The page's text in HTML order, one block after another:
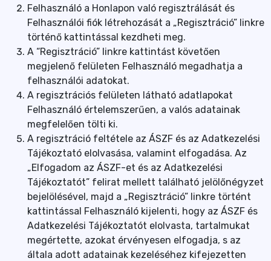
Felhasználó a Honlapon való regisztrálását és
Felhasználói fiók létrehozását a „Regisztráció” linkre
történő kattintással kezdheti meg.
A “Regisztráció” linkre kattintást követően
megjelenő felületen Felhasználó megadhatja a
felhasználói adatokat.
A regisztrációs felületen látható adatlapokat
Felhasználó értelemszerűen, a valós adatainak
megfelelően tölti ki.
A regisztráció feltétele az ÁSZF és az Adatkezelési
Tájékoztató elolvasása, valamint elfogadása. Az
„Elfogadom az ÁSZF-et és az Adatkezelési
Tájékoztatót” felirat mellett található jelölőnégyzet
bejelölésével, majd a „Regisztráció” linkre történt
kattintással Felhasználó kijelenti, hogy az ÁSZF és
Adatkezelési Tájékoztatót elolvasta, tartalmukat
megértette, azokat érvényesen elfogadja, s az
általa adott adatainak kezeléséhez kifejezetten